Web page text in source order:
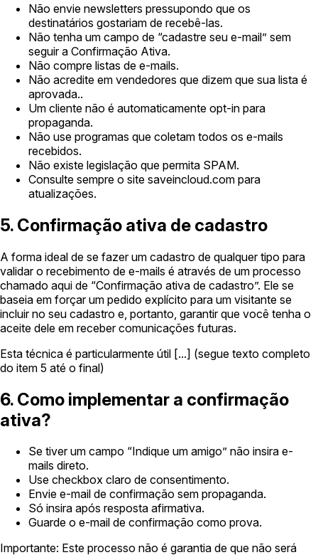
Não envie newsletters pressupondo que os
destinatários gostariam de recebê-las.
Não tenha um campo de “cadastre seu e-mail” sem
seguir a Confirmação Ativa.
Não compre listas de e-mails.
Não acredite em vendedores que dizem que sua lista é
aprovada..
Um cliente não é automaticamente opt-in para
propaganda.
Não use programas que coletam todos os e-mails
recebidos.
Não existe legislação que permita SPAM.
Consulte sempre o site saveincloud.com para
atualizações.
5. Confirmação ativa de cadastro
A forma ideal de se fazer um cadastro de qualquer tipo para
validar o recebimento de e-mails é através de um processo
chamado aqui de “Confirmação ativa de cadastro”. Ele se
baseia em forçar um pedido explícito para um visitante se
incluir no seu cadastro e, portanto, garantir que você tenha o
aceite dele em receber comunicações futuras.
Esta técnica é particularmente útil [...] (segue texto completo
do item 5 até o final)
6. Como implementar a confirmação
ativa?
Se tiver um campo “Indique um amigo” não insira e-
mails direto.
Use checkbox claro de consentimento.
Envie e-mail de confirmação sem propaganda.
Só insira após resposta afirmativa.
Guarde o e-mail de confirmação como prova.
Importante: Este processo não é garantia de que não será